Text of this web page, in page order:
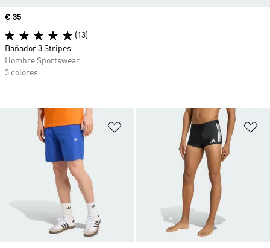
Añadir a la lista de deseos
Precio
€ 35
(13)
Bañador 3 Stripes
Hombre Sportswear
3 colores